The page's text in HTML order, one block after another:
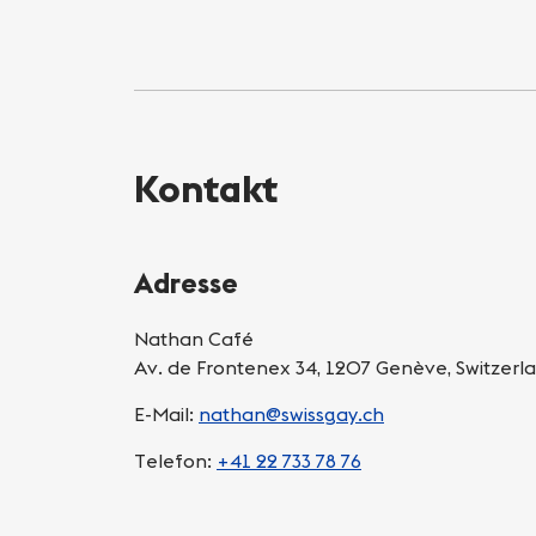
Kontakt
Adresse
Nathan Café
Av. de Frontenex 34, 1207 Genève,
E-Mail: nathan@swissgay.ch
Telefon: +41 22 733 78 76